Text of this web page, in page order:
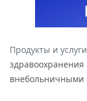
Продукты и услуги